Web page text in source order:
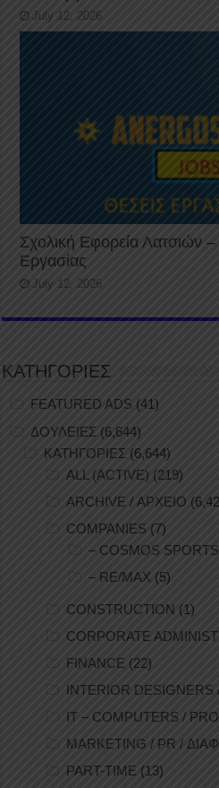
July 12, 2026
Σχολική Εφορεία Λατσιών –
Εργασίας
July 12, 2026
ΚΑΤΗΓΟΡΙΕΣ
FEATURED ADS (41)
ΔΟΥΛΕΙΕΣ (6,644)
ΚΑΤΗΓΟΡΙΕΣ (6,644)
ALL (ACTIVE) (219)
ARCHIVE / ΑΡΧΕΙΟ
COMPANIES (7)
– COSMOS
– RE/MAX (5)
CONSTRUCTION (1)
CORPORATE
FINANCE (22)
INTERIOR
IT – COMPUTERS /
MARKETING / PR /
PART-TIME (13)